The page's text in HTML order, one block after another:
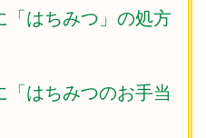
「はちみつ」の処方
はちみつのお手当